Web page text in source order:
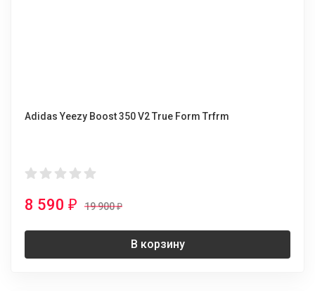
Adidas Yeezy Boost 350 V2 True Form Trfrm
8 590 ₽ 19 900₽
В корзину